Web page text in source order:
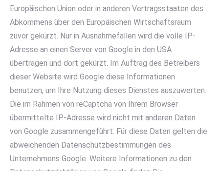
Europäischen Union oder in anderen Vertragsstaaten des
Abkommens über den Europäischen Wirtschaftsraum
zuvor gekürzt. Nur in Ausnahmefällen wird die volle IP-
Adresse an einen Server von Google in den USA
übertragen und dort gekürzt. Im Auftrag des Betreibers
dieser Website wird Google diese Informationen
benutzen, um Ihre Nutzung dieses Dienstes auszuwerten.
Die im Rahmen von reCaptcha von Ihrem Browser
übermittelte IP-Adresse wird nicht mit anderen Daten
von Google zusammengeführt. Für diese Daten gelten die
abweichenden Datenschutzbestimmungen des
Unternehmens Google. Weitere Informationen zu den